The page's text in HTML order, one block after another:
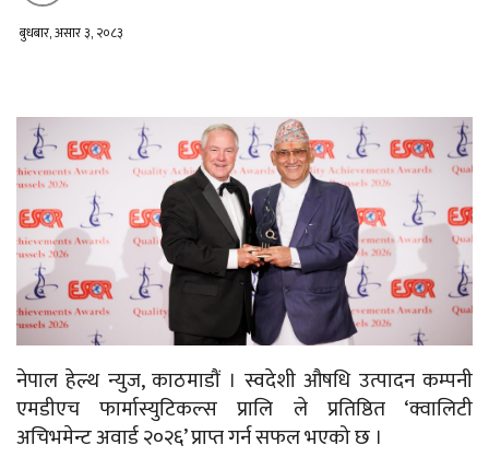
बुधबार, असार ३, २०८३
नेपाल हेल्थ न्युज, काठमाडौं । स्वदेशी औषधि उत्पादन कम्पनी
एमडीएच फार्मास्युटिकल्स प्रालि ले प्रतिष्ठित ‘क्वालिटी
अचिभमेन्ट अवार्ड २०२६’ प्राप्त गर्न सफल भएको छ ।